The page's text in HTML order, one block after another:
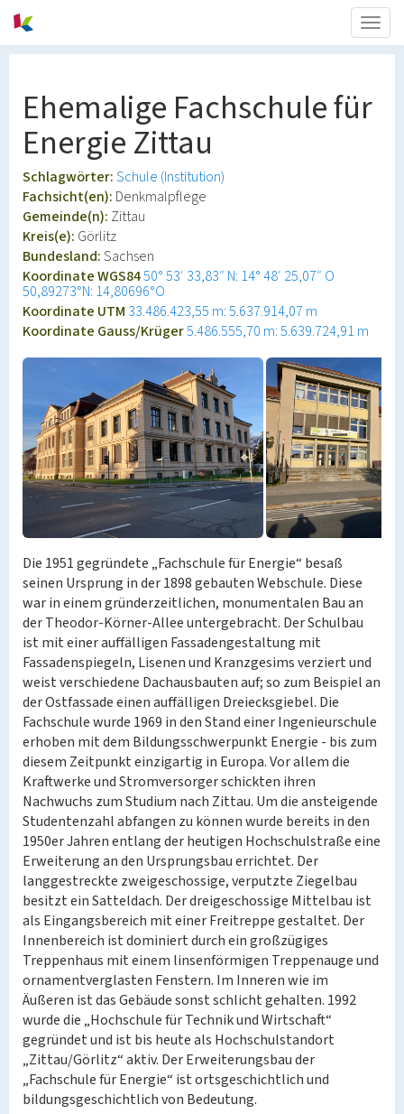
Ehemalige Fachschule für
Energie Zittau
Schlagwörter:Schule (Institution)
Fachsicht(en): Denkmalpflege
Gemeinde(n): Zittau
Kreis(e): Görlitz
Bundesland:Sachsen
Koordinate WGS8450° 53′ 33,83″ N: 14° 48′ 25,07″ O
50,89273°N: 14,80696°O
Koordinate UTM 33.486.423,55 m: 5.637.914,07 m
Koordinate Gauss/Krüger5.486.555,70 m: 5.639.724,91 m
Die 1951 gegründete „Fachschule für Energie“ besaß
seinen Ursprung in der 1898 gebauten Webschule. Diese
war in einem gründerzeitlichen, monumentalen Bau an
der Theodor-Körner-Allee untergebracht. Der Schulbau
ist mit einer auffälligen Fassadengestaltung mit
Fassadenspiegeln, Lisenen und Kranzgesims verziert und
weist verschiedene Dachausbauten auf; so zum Beispiel an
der Ostfassade einen auffälligen Dreiecksgiebel. Die
Fachschule wurde 1969 in den Stand einer Ingenieurschule
erhoben mit dem Bildungsschwerpunkt Energie - bis zum
diesem Zeitpunkt einzigartig in Europa. Vor allem die
Kraftwerke und Stromversorger schickten ihren
Nachwuchs zum Studium nach Zittau. Um die ansteigende
Studentenzahl abfangen zu können wurde bereits in den
1950er Jahren entlang der heutigen Hochschulstraße eine
Erweiterung an den Ursprungsbau errichtet. Der
langgestreckte zweigeschossige, verputzte Ziegelbau
besitzt ein Satteldach. Der dreigeschossige Mittelbau ist
als Eingangsbereich mit einer Freitreppe gestaltet. Der
Innenbereich ist dominiert durch ein großzügiges
Treppenhaus mit einem linsenförmigen Treppenauge und
ornamentverglasten Fenstern. Im Inneren wie im
Äußeren ist das Gebäude sonst schlicht gehalten. 1992
wurde die „Hochschule für Technik und Wirtschaft“
gegründet und ist bis heute als Hochschulstandort
„Zittau/Görlitz“ aktiv. Der Erweiterungsbau der
„Fachschule für Energie“ ist ortsgeschichtlich und
bildungsgeschichtlich von Bedeutung.